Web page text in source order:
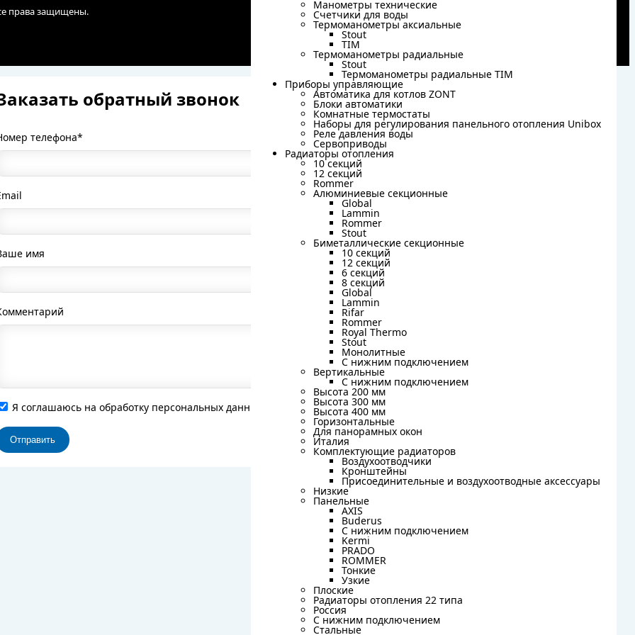
Манометры технические
Счетчики для воды
Термоманометры аксиальные
Stout
TIM
Термоманометры радиальные
Stout
Термоманометры радиальные TIM
Приборы управляющие
Автоматика для котлов ZONT
Блоки автоматики
Комнатные термостаты
Наборы для регулирования панельного отопления Unibox
Реле давления воды
Сервоприводы
Радиаторы отопления
10 секций
12 секций
Rommer
Алюминиевые секционные
Global
Lammin
Rommer
Stout
Биметаллические секционные
10 секций
12 секций
6 секций
8 секций
Global
Lammin
Rifar
Rommer
Royal Thermo
Stout
Монолитные
С нижним подключением
Вертикальные
С нижним подключением
Высота 200 мм
Высота 300 мм
Высота 400 мм
Горизонтальные
Для панорамных окон
Италия
Комплектующие радиаторов
Воздухоотводчики
Кронштейны
Присоединительные и воздухоотводные аксессуары
Низкие
Панельные
AXIS
Buderus
C нижним подключением
Kermi
PRADO
ROMMER
Тонкие
Узкие
Плоские
Радиаторы отопления 22 типа
Россия
С нижним подключением
Стальные
Манометры технические
Счетчики для воды
Термоманометры аксиальные
Stout
TIM
Термоманометры радиальные
Stout
Термоманометры радиальные TIM
Приборы управляющие
Автоматика для котлов ZONT
Блоки автоматики
Комнатные термостаты
Наборы для регулирования панельного отопления Unibox
Реле давления воды
Сервоприводы
Радиаторы отопления
10 секций
12 секций
Rommer
Алюминиевые секционные
Global
Lammin
Rommer
Stout
Биметаллические секционные
10 секций
12 секций
6 секций
8 секций
Global
Lammin
Rifar
Rommer
Royal Thermo
Stout
Монолитные
С нижним подключением
Вертикальные
С нижним подключением
Высота 200 мм
Высота 300 мм
Высота 400 мм
Горизонтальные
Для панорамных окон
Италия
Комплектующие радиаторов
Воздухоотводчики
Кронштейны
Присоединительные и воздухоотводные аксессуары
Низкие
Панельные
AXIS
Buderus
C нижним подключением
Kermi
PRADO
ROMMER
Тонкие
Узкие
Плоские
Радиаторы отопления 22 типа
Россия
С нижним подключением
Стальные
права защищены.
обратный звонок
телефона*
имя
Я соглашаюсь на обработку персональных данных